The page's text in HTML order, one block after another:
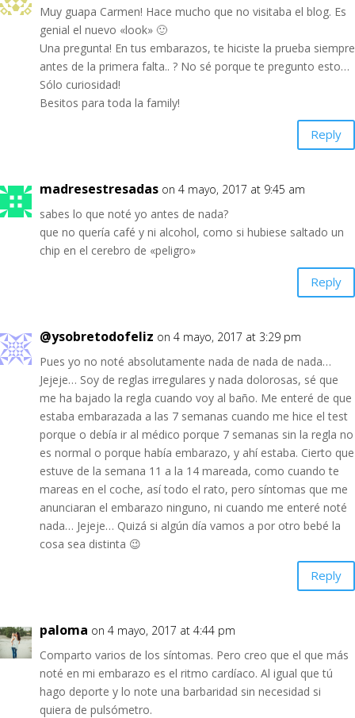
Muy guapa Carmen! Hace mucho que no visitaba el blog. Es
genial el nuevo «look» 🙂
Una pregunta! En tus embarazos, te hiciste la prueba siempre
antes de la primera falta.. ? No sé porque te pregunto esto…
Sólo curiosidad!
Besitos para toda la family!
Reply
madresestresadas on 4 mayo, 2017 at 9:45 am
sabes lo que noté yo antes de nada?
que no quería café y ni alcohol, como si hubiese saltado un
chip en el cerebro de «peligro»
Reply
@ysobretodofeliz on 4 mayo, 2017 at 3:29 pm
Pues yo no noté absolutamente nada de nada de nada…
Jejeje… Soy de reglas irregulares y nada dolorosas, sé que
me ha bajado la regla cuando voy al baño. Me enteré de que
estaba embarazada a las 7 semanas cuando me hice el test
porque o debía ir al médico porque 7 semanas sin la regla no
es normal o porque había embarazo, y ahí estaba. Cierto que
estuve de la semana 11 a la 14 mareada, como cuando te
mareas en el coche, así todo el rato, pero síntomas que me
anunciaran el embarazo ninguno, ni cuando me enteré noté
nada… Jejeje… Quizá si algún día vamos a por otro bebé la
cosa sea distinta 😉
Reply
paloma on 4 mayo, 2017 at 4:44 pm
Comparto varios de los síntomas. Pero creo que el que más
noté en mi embarazo es el ritmo cardíaco. Al igual que tú
hago deporte y lo note una barbaridad sin necesidad si
quiera de pulsómetro.